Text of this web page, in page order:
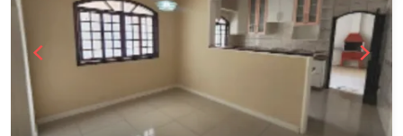
com o vai e vem das pessoas. Agende já sua
visita!! #imobiliaria #geraçãoimóveis
#comercialvenda #comerciallocação